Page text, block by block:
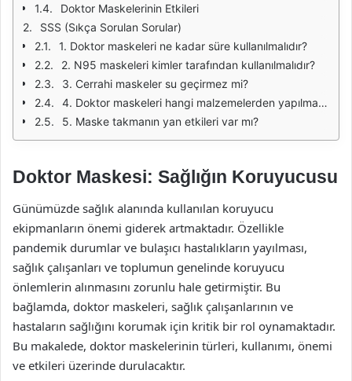
Doktor Maskelerinin Etkileri
SSS (Sıkça Sorulan Sorular)
1. Doktor maskeleri ne kadar süre kullanılmalıdır?
2. N95 maskeleri kimler tarafından kullanılmalıdır?
3. Cerrahi maskeler su geçirmez mi?
4. Doktor maskeleri hangi malzemelerden yapılmaktadır?
5. Maske takmanın yan etkileri var mı?
Doktor Maskesi: Sağlığın Koruyucusu
Günümüzde sağlık alanında kullanılan koruyucu
ekipmanların önemi giderek artmaktadır. Özellikle
pandemik durumlar ve bulaşıcı hastalıkların yayılması,
sağlık çalışanları ve toplumun genelinde koruyucu
önlemlerin alınmasını zorunlu hale getirmiştir. Bu
bağlamda, doktor maskeleri, sağlık çalışanlarının ve
hastaların sağlığını korumak için kritik bir rol oynamaktadır.
Bu makalede, doktor maskelerinin türleri, kullanımı, önemi
ve etkileri üzerinde durulacaktır.